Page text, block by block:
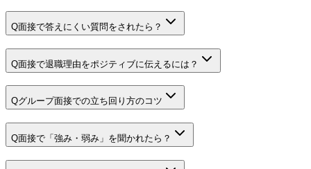
Q面接で答えにくい質問をされたら？
Q面接で退職理由をポジティブに伝えるには？
Qグループ面接での立ち回り方のコツ
Q面接で「強み・弱み」を聞かれたら？